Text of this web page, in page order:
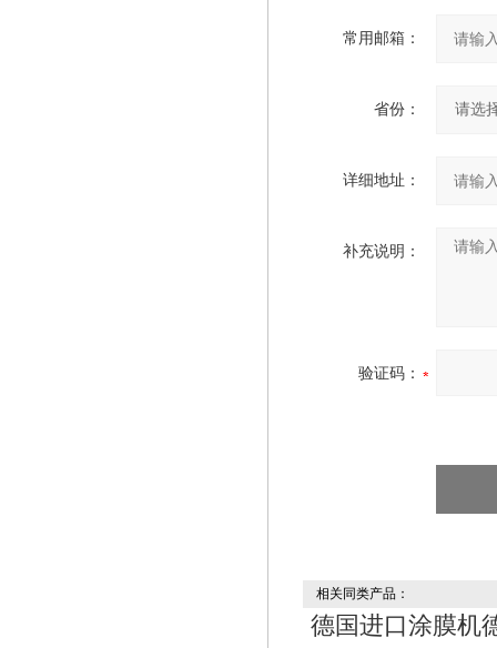
常用邮箱：
省份：
详细地址：
补充说明：
验证码：
相关同类产品：
德国进口涂膜机